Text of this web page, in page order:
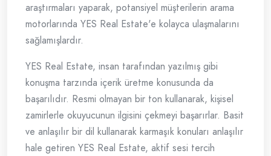
araştırmaları yaparak, potansiyel müşterilerin arama
motorlarında YES Real Estate'e kolayca ulaşmalarını
sağlamışlardır.
YES Real Estate, insan tarafından yazılmış gibi
konuşma tarzında içerik üretme konusunda da
başarılıdır. Resmi olmayan bir ton kullanarak, kişisel
zamirlerle okuyucunun ilgisini çekmeyi başarırlar. Basit
ve anlaşılır bir dil kullanarak karmaşık konuları anlaşılır
hale getiren YES Real Estate, aktif sesi tercih